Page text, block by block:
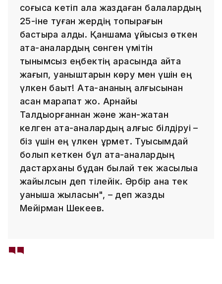
соғысқа кетіп қала жаздаған балалардың
25-іне туған жердің топырағын
бастыра алдық. Қаншама ұйқысыз өткен
ата-аналардың сөнген үмітін
тынымсыз еңбектің арқасында қайта
жағып, қуаныштарын көру мен үшін ең
үлкен бақыт! Ата-ананың алғысынан
асқан марапат жоқ. Арнайы
Талдықорғаннан және жан-жақтан
келген ата-аналардың алғыс білдіруі –
біз үшін ең үлкен құрмет. Туысымдай
болып кеткен бұл ата-аналардың
дастарханы бұдан былай тек жақсылыққа
жайылсын деп тілейік. Әрбір ана тек
қуанышқа жыласын", – деп жазды
Мейірман Шекеев.